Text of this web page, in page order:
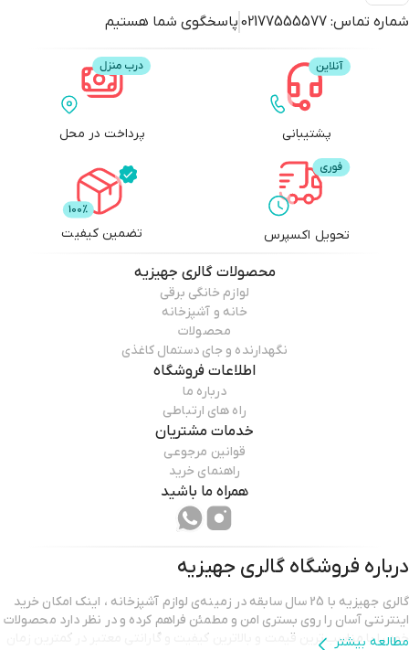
شماره تماس: 02177555577 پاسخگوی شما هستیم
پشتیبانی پرداخت در محل
تحویل اکسپرس تضمین کیفیت
محصولاتگالری جهیزیه
لوازم خانگی برقی
خانه و آشپزخانه
محصولات
نگهدارنده و جای دستمال کاغذی
اطلاعات فروشگاه
درباره ما
راه های ارتباطی
خدمات مشتریان
قوانین مرجوعی
راهنمای خرید
همراه ما باشید
درباره فروشگاه گالری جهیزیه
گالری جهیزیه با 25 سال سابقه در زمینه‌ی لوازم آشپزخانه ، اینک امکان خرید
اینترنتی آسان را روی بستری امن و مطمئن فراهم کرده و در نظر دارد محصولات
خود را با مناسب‌ترین قیمت و بالاترین کیفیت و گارانتی معتبر در کمترین زمان
مطالعه بیشتر